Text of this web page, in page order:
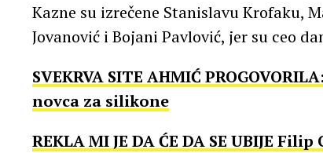
Kazne su izrečene Stanislavu Krofaku,
Jovanović i Bojani Pavlović, jer su ceo
SVEKRVA SITE AHMIĆ
novca za silikone
REKLA MI JE DA ĆE DA SE UBIJE